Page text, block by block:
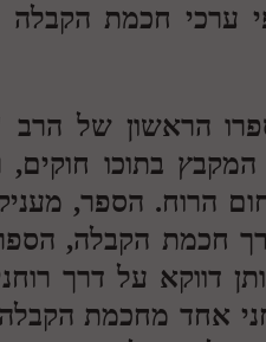
חכמת הקבלה
הראשון של הרב
בתוכו חוקים,
הרוח. הספר,
חכמת הקבלה,
דווקא על דרך
אחד מחכמת